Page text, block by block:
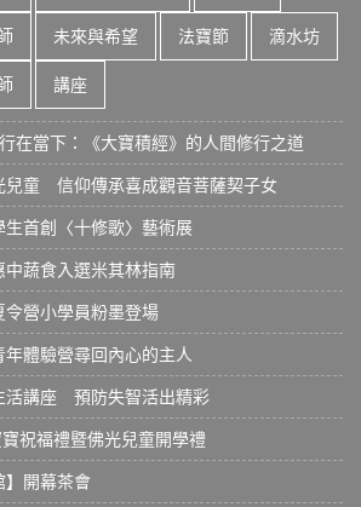
未來與希望 法寶節 滴水坊
講座
在當下：《大寶積經》的人間修行之道
兒童 信仰傳承喜成觀音菩薩契子女
首創〈十修歌〉藝術展
蔬食入選米其林指南
營小學員粉墨登場
體驗營尋回內心的主人
活講座 預防失智活出精彩
祝福禮暨佛光兒童開學禮
】開幕茶會